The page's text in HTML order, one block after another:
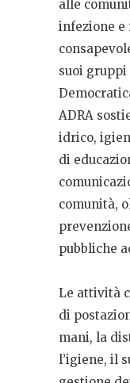
alle
infezione
suoi
ADRA
idrico,
di
comunità,
pubbliche
Le attività
di
mani, la
l’igiene, il